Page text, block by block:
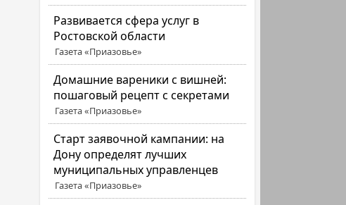
Развивается сфера услуг в
Ростовской области
Газета «Приазовье»
Домашние вареники с вишней:
пошаговый рецепт с секретами
Газета «Приазовье»
Старт заявочной кампании: на
Дону определят лучших
муниципальных управленцев
Газета «Приазовье»